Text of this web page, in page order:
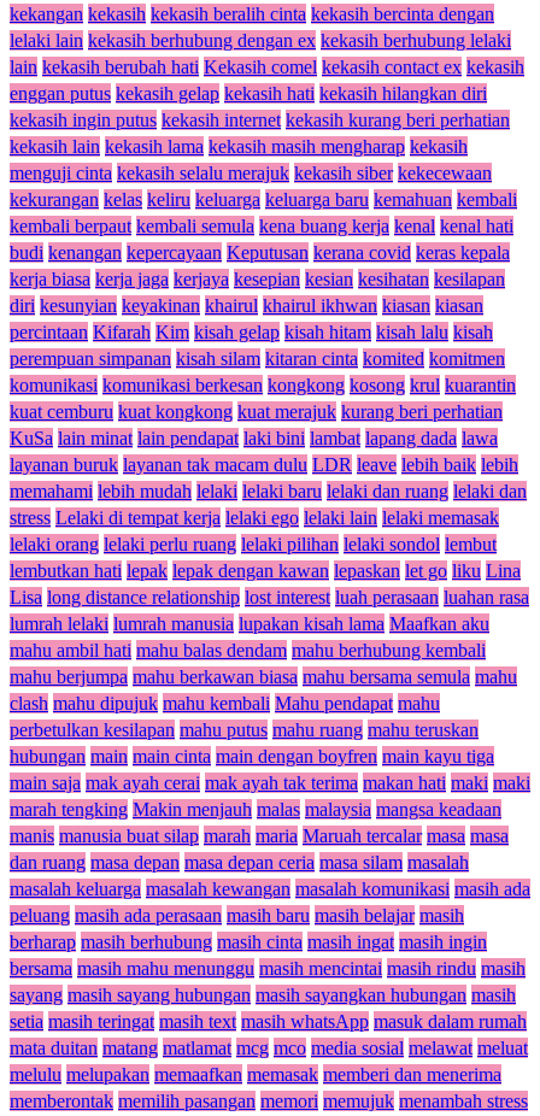
kekangan kekasih kekasih beralih cinta kekasih bercinta dengan
lelaki lain kekasih berhubung dengan ex kekasih berhubung lelaki
lain kekasih berubah hati Kekasih comel kekasih contact ex kekasih
enggan putus kekasih gelap kekasih hati kekasih hilangkan diri
kekasih ingin putus kekasih internet kekasih kurang beri perhatian
kekasih lain kekasih lama kekasih masih mengharap kekasih
menguji cinta kekasih selalu merajuk kekasih siber kekecewaan
kekurangan kelas keliru keluarga keluarga baru kemahuan kembali
kembali berpaut kembali semula kena buang kerja kenal kenal hati
budi kenangan kepercayaan Keputusan kerana covid keras kepala
kerja biasa kerja jaga kerjaya kesepian kesian kesihatan kesilapan
diri kesunyian keyakinan khairul khairul ikhwan kiasan kiasan
percintaan Kifarah Kim kisah gelap kisah hitam kisah lalu kisah
perempuan simpanan kisah silam kitaran cinta komited komitmen
komunikasi komunikasi berkesan kongkong kosong krul kuarantin
kuat cemburu kuat kongkong kuat merajuk kurang beri perhatian
KuSa lain minat lain pendapat laki bini lambat lapang dada lawa
layanan buruk layanan tak macam dulu LDR leave lebih baik lebih
memahami lebih mudah lelaki lelaki baru lelaki dan ruang lelaki dan
stress Lelaki di tempat kerja lelaki ego lelaki lain lelaki memasak
lelaki orang lelaki perlu ruang lelaki pilihan lelaki sondol lembut
lembutkan hati lepak lepak dengan kawan lepaskan let go liku Lina
Lisa long distance relationship lost interest luah perasaan luahan rasa
lumrah lelaki lumrah manusia lupakan kisah lama Maafkan aku
mahu ambil hati mahu balas dendam mahu berhubung kembali
mahu berjumpa mahu berkawan biasa mahu bersama semula mahu
clash mahu dipujuk mahu kembali Mahu pendapat mahu
perbetulkan kesilapan mahu putus mahu ruang mahu teruskan
hubungan main main cinta main dengan boyfren main kayu tiga
main saja mak ayah cerai mak ayah tak terima makan hati maki maki
marah tengking Makin menjauh malas malaysia mangsa keadaan
manis manusia buat silap marah maria Maruah tercalar masa masa
dan ruang masa depan masa depan ceria masa silam masalah
masalah keluarga masalah kewangan masalah komunikasi masih ada
peluang masih ada perasaan masih baru masih belajar masih
berharap masih berhubung masih cinta masih ingat masih ingin
bersama masih mahu menunggu masih mencintai masih rindu masih
sayang masih sayang hubungan masih sayangkan hubungan masih
setia masih teringat masih text masih whatsApp masuk dalam rumah
mata duitan matang matlamat mcg mco media sosial melawat meluat
melulu melupakan memaafkan memasak memberi dan menerima
memberontak memilih pasangan memori memujuk menambah stress